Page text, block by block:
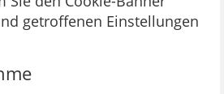
getroffenen Einstellungen